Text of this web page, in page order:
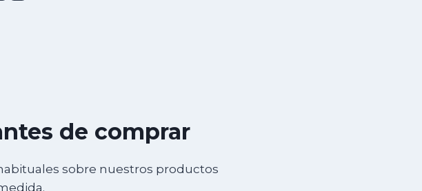
de comprar
sobre nuestros productos